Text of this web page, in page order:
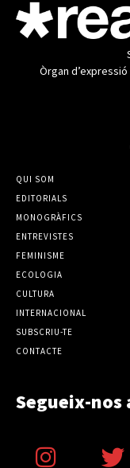
Òrgan
QUI SOM
EDITORIALS
MONOGRÀFICS
ENTREVISTES
FEMINISME
ECOLOGIA
CULTURA
INTERNACIONAL
SUBSCRIU-TE
CONTACTE
Segueix-nos